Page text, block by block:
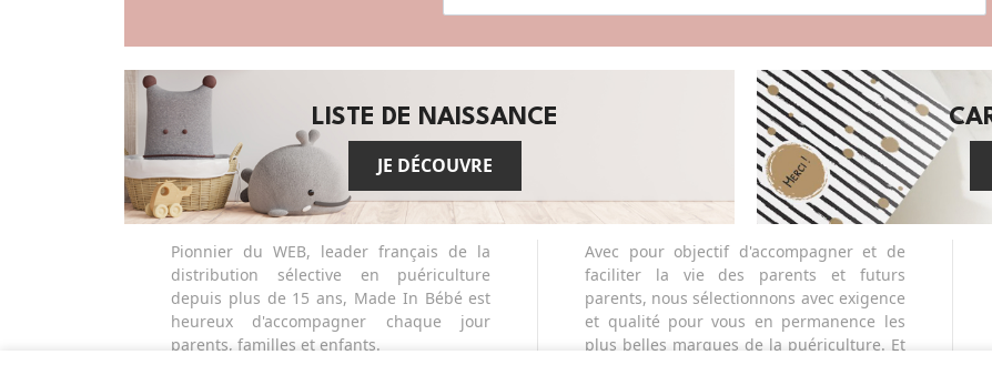
LISTE DE NAISSANCE
JE DÉCOUVRE
Pionnier du WEB, leader français de la
distribution sélective en puériculture
depuis plus de 15 ans, Made In Bébé est
heureux d'accompagner chaque jour
parents, familles et enfants.
Avec pour objectif d'accompagner et de
faciliter la vie des parents et futurs
parents, nous sélectionnons avec exigence
et qualité pour vous en permanence les
plus belles marques de la puériculture. Et